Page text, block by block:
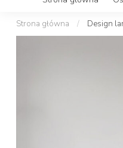
Strona główna / Design